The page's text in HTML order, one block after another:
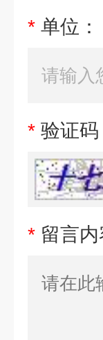
* 单位：
* 验证码
* 留言内